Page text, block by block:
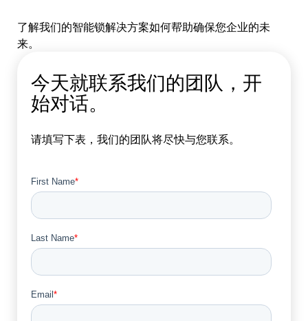
了解我们的智能锁解决方案如何帮助确保您企业的未
来。
今天就联系我们的团队，开
始对话。
请填写下表，我们的团队将尽快与您联系。